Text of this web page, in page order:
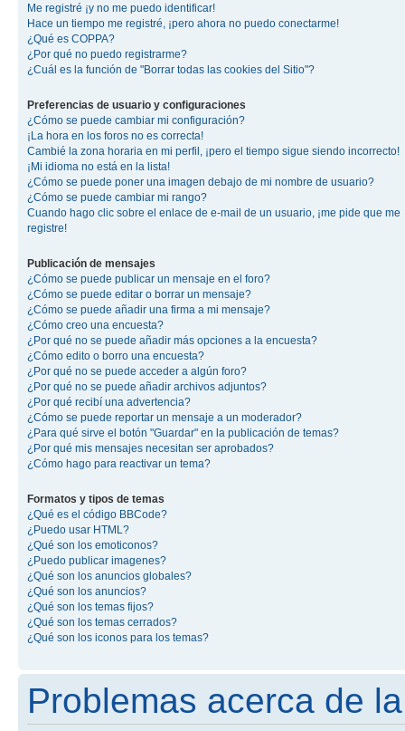
Me registré ¡y no me puedo identificar!
Hace un tiempo me registré, ¡pero ahora no puedo conectarme!
¿Qué es COPPA?
¿Por qué no puedo registrarme?
¿Cuál es la función de "Borrar todas las cookies del Sitio"?
Preferencias de usuario y configuraciones
¿Cómo se puede cambiar mi configuración?
¡La hora en los foros no es correcta!
Cambié la zona horaria en mi perfil, ¡pero el tiempo sigue siendo incorrecto!
¡Mi idioma no está en la lista!
¿Cómo se puede poner una imagen debajo de mi nombre de usuario?
¿Cómo se puede cambiar mi rango?
Cuando hago clic sobre el enlace de e-mail de un usuario, ¡me pide que me
registre!
Publicación de mensajes
¿Cómo se puede publicar un mensaje en el foro?
¿Cómo se puede editar o borrar un mensaje?
¿Cómo se puede añadir una firma a mi mensaje?
¿Cómo creo una encuesta?
¿Por qué no se puede añadir más opciones a la encuesta?
¿Cómo edito o borro una encuesta?
¿Por qué no se puede acceder a algún foro?
¿Por qué no se puede añadir archivos adjuntos?
¿Por qué recibí una advertencia?
¿Cómo se puede reportar un mensaje a un moderador?
¿Para qué sirve el botón "Guardar" en la publicación de temas?
¿Por qué mis mensajes necesitan ser aprobados?
¿Cómo hago para reactivar un tema?
Formatos y tipos de temas
¿Qué es el código BBCode?
¿Puedo usar HTML?
¿Qué son los emoticonos?
¿Puedo publicar imagenes?
¿Qué son los anuncios globales?
¿Qué son los anuncios?
¿Qué son los temas fijos?
¿Qué son los temas cerrados?
¿Qué son los iconos para los temas?
Problemas acerca de